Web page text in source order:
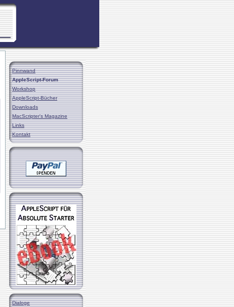
Pinnwand
AppleScript-Forum
Workshop
AppleScript-Bücher
Downloads
MacScripter's Magazine
Links
Kontakt
Dialoge